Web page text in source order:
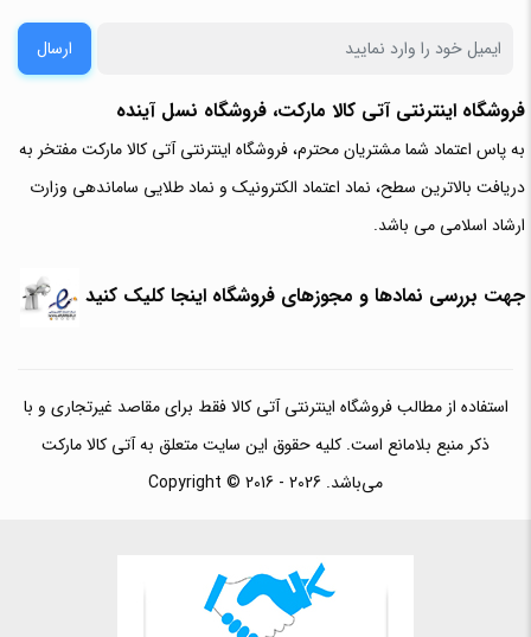
ارسال
فروشگاه اینترنتی آتی‌ کالا مارکت، فروشگاه نسل آینده
به پاس اعتماد شما مشتریان محترم، فروشگاه اینترنتی آتی کالا مارکت مفتخر به
دریافت بالاترین سطح، نماد اعتماد الکترونیک و نماد طلایی ساماندهی وزارت
ارشاد اسلامی می باشد.
جهت بررسی نمادها و مجوزهای فروشگاه اینجا کلیک کنید
استفاده از مطالب فروشگاه اینترنتی آتی کالا فقط برای مقاصد غیرتجاری و با
ذکر منبع بلامانع است. کلیه حقوق این سایت متعلق به آتی کالا مارکت
می‌باشد. Copyright © 2016 - 2026